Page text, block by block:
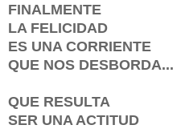
FINALMENTE
LA FELICIDAD
ES UNA CORRIENTE
QUE NOS DESBORDA...
QUE RESULTA
SER UNA ACTITUD